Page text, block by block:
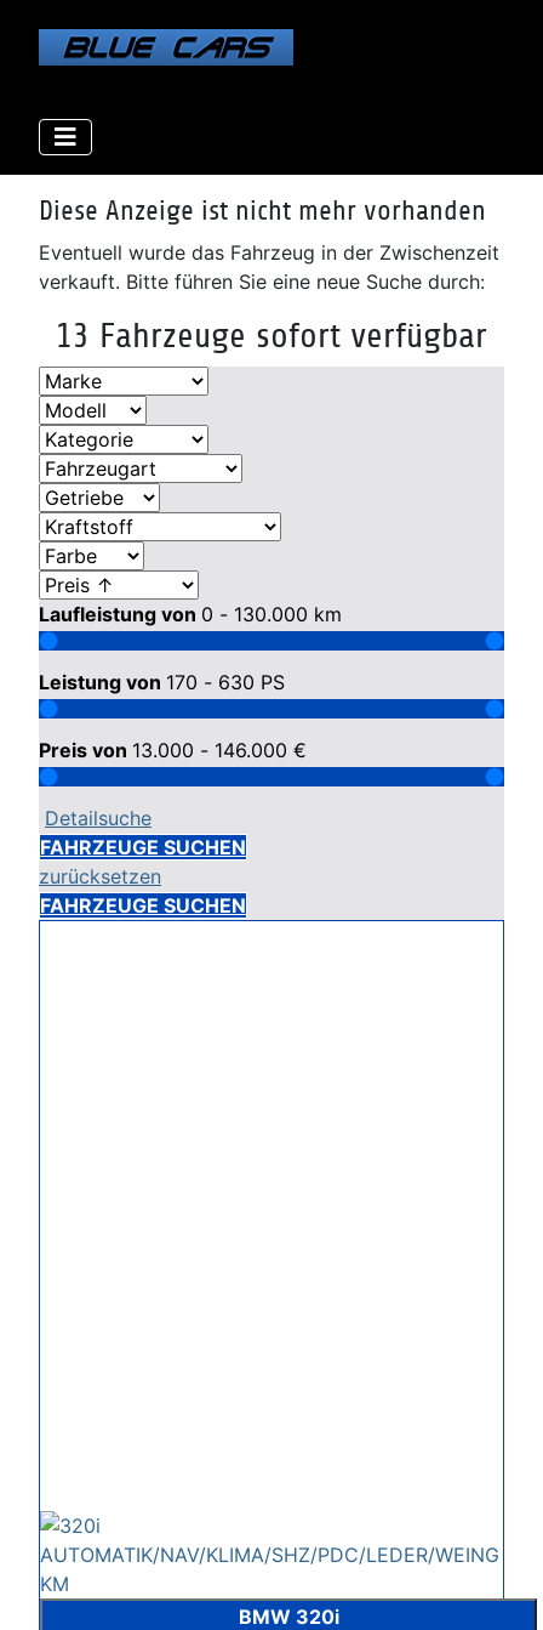
Diese Anzeige ist nicht mehr vorhanden
Eventuell wurde das Fahrzeug in der Zwischenzeit
verkauft. Bitte führen Sie eine neue Suche durch:
13 Fahrzeuge sofort verfügbar
Laufleistung von 0 - 130.000 km
Leistung von 170 - 630 PS
Preis von 13.000 - 146.000 €
Detailsuche
FAHRZEUGE SUCHEN
zurücksetzen
FAHRZEUGE SUCHEN
BMW 320i